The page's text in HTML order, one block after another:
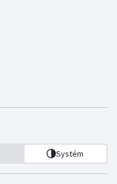
Systém